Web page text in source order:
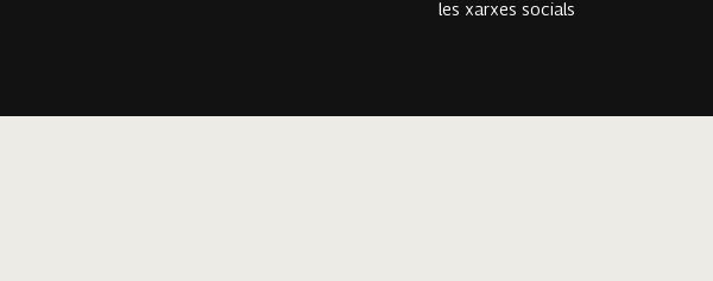
les xarxes socials